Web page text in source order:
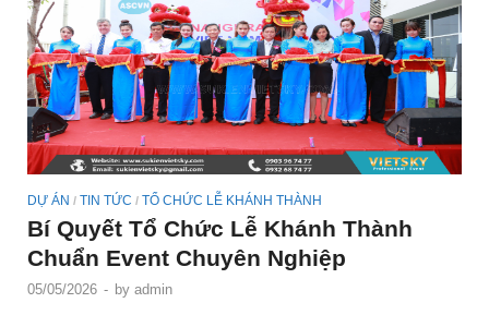
DỰ ÁN / TIN TỨC / TỔ CHỨC LỄ KHÁNH THÀNH
Bí Quyết Tổ Chức Lễ Khánh Thành
Chuẩn Event Chuyên Nghiệp
05/05/2026 - by admin